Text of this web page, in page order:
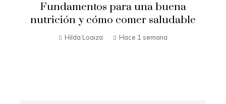
Fundamentos para una buena
nutrición y cómo comer saludable
Hilda Loaiza Hace 1 semana